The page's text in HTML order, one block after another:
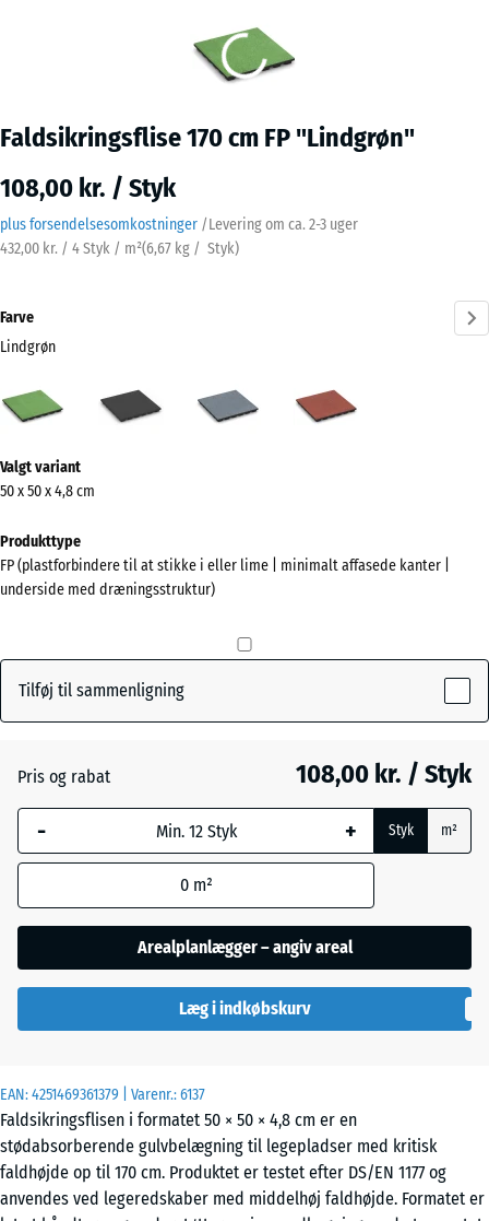
Faldsikringsflise 170 cm FP "Lindgrøn"
108,00 kr. / Styk
plus forsendelsesomkostninger /Levering om ca. 2-3 uger
432,00 kr. / 4 Styk / m²(6,67 kg / Styk)
EAN:4251469361379 | Varenr.:6137
Faldsikringsflisen i formatet 50 × 50 × 4,8 cm er en
stødabsorberende gulvbelægning til legepladser med kritisk
faldhøjde op til 170 cm. Produktet er testet efter DS/EN 1177 og
anvendes ved legeredskaber med middelhøj faldhøjde. Formatet er
Farve
Lindgrøn
(active)
information
om
farverne?
Vis
farvepalette
Antracit - 7,00 kr.
Grafitgrå
Valgt variant
50 x 50 x 4,8 cm
Produkttype
FP (plastforbindere til at stikke i eller lime | minimalt affasede kanter |
underside med dræningsstruktur)
Tilføj til sammenligning
Pris og rabat 108,00 kr. / Styk
- + Styk m²
0 m²
Arealplanlægger – angiv areal
Læg i indkøbskurv